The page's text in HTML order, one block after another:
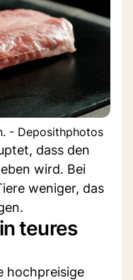
- Deposithphotos
dass den
wird. Bei
weniger, das
teures
hochpreisige